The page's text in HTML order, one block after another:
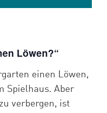
Löwen?“
einen Löwen,
Spielhaus. Aber
verbergen, ist